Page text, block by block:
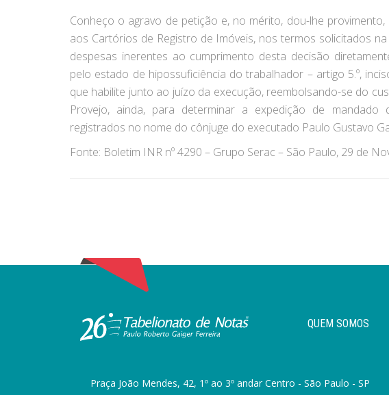
Conheço o agravo de petição e, no mérito, dou-lhe
aos Cartórios de Registro de Imóveis, nos termos solicitados
despesas inerentes ao cumprimento desta decisão
pelo estado de hipossuficiência do trabalhador – artigo 5.º,
que habilite junto ao juízo da execução, reembolsando-se do
Provejo, ainda, para determinar a expedição de
registrados no nome do cônjuge do executado Paulo Gustavo
Fonte: Boletim INR nº 4290 – Grupo Serac – São Paulo, 29 de
QUEM SOMOS
Praça João Mendes, 42, 1º ao 3º andar Centro - São Paulo - SP